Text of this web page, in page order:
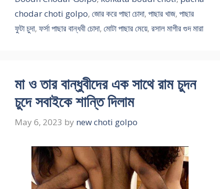
chodar choti golpo, জোর করে পাছা চোদা, পাছার খাজ, পাছার
ফুটা চুদা, ফর্সা পাছার বান্ধবী চোদা, মোটা পাছার মেয়ে, রসাল মাগীর গুদ মারা
মা ও তার বান্ধুবীদের এক সাথে রাম চুদন
চুদে সবাইকে শান্তি দিলাম
May 6, 2023 by new choti golpo